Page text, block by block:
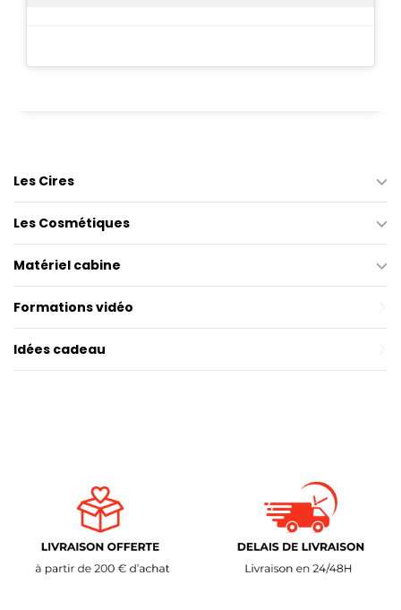
Les Cires
Les Cosmétiques
Matériel cabine
Formations vidéo
Idées cadeau